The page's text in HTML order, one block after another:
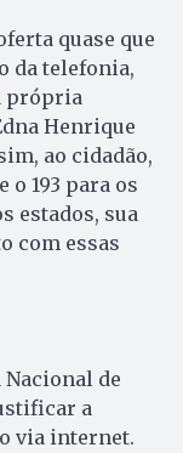
quase que
da telefonia,
própria
Henrique
ao cidadão,
193 para os
estados, sua
com essas
Nacional de
a
via internet.